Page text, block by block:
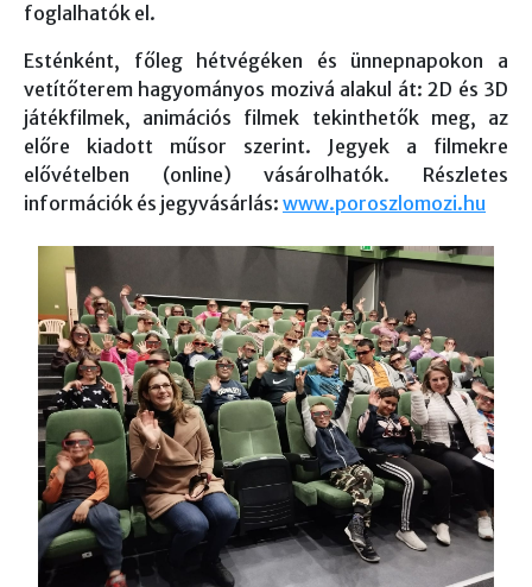
foglalhatók el.
Esténként, főleg hétvégéken és ünnepnapokon a
vetítőterem hagyományos mozivá alakul át: 2D és 3D
játékfilmek, animációs filmek tekinthetők meg, az
előre kiadott műsor szerint. Jegyek a filmekre
elővételben (online) vásárolhatók. Részletes
információk és jegyvásárlás: www.poroszlomozi.hu